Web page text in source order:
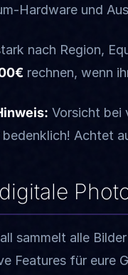
Hardware und
nach Region,
rechnen, wenn
Vorsicht bei
Achtet
sammelt alle
Features für eure